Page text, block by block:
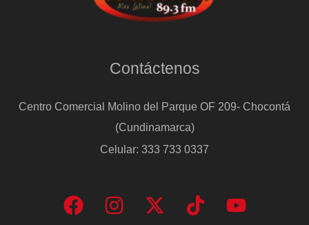
Contáctenos
Centro Comercial Molino del Parque OF 209- Chocontá
(Cundinamarca)
Celular: 333 733 0337